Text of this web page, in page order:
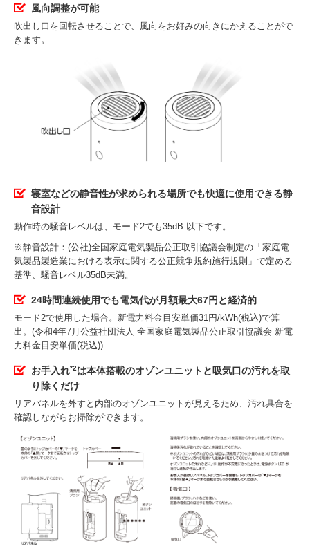
風向調整が可能
吹出し口を回転させることで、風向をお好みの向きにかえることがで
きます。
寝室などの静音性が求められる場所でも快適に使用できる静
音設計
動作時の騒音レベルは、モード2でも35dB 以下です。
※静音設計：(公社)全国家庭電気製品公正取引協議会制定の「家庭電
気製品製造業における表示に関する公正競争規約施行規則」で定める
基準、騒音レベル35dB未満。
24時間連続使用でも電気代が月額最大67円と経済的
モード2で使用した場合。新電力料金目安単価31円/kWh(税込)で算
出。(令和4年7月公益社団法人 全国家庭電気製品公正取引協議会 新電
力料金目安単価(税込))
お手入れ*2は本体搭載のオゾンユニットと吸気口の汚れを取
り除くだけ
リアパネルを外すと内部のオゾンユニットが見えるため、汚れ具合を
確認しながらお掃除ができます。